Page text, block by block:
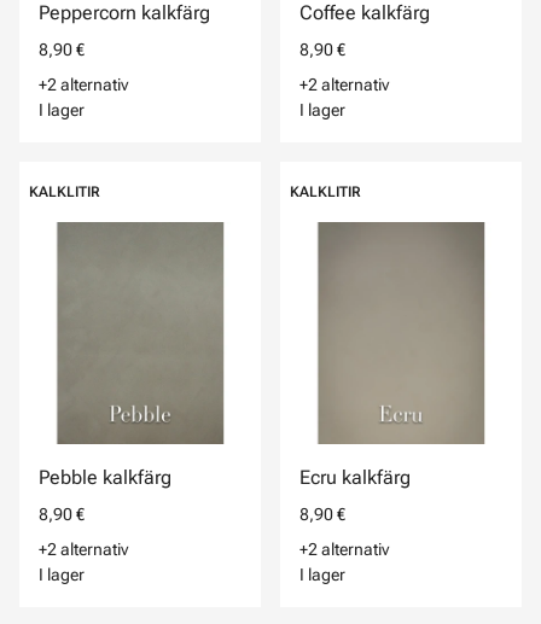
Peppercorn kalkfärg
8,90 €
+2 alternativ
I lager
Coffee kalkfärg
8,90 €
+2 alternativ
I lager
KALKLITIR
Pebble kalkfärg
8,90 €
+2 alternativ
I lager
KALKLITIR
Ecru kalkfärg
8,90 €
+2 alternativ
I lager